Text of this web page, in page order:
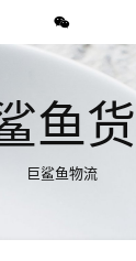
鱼
巨鲨鱼物流